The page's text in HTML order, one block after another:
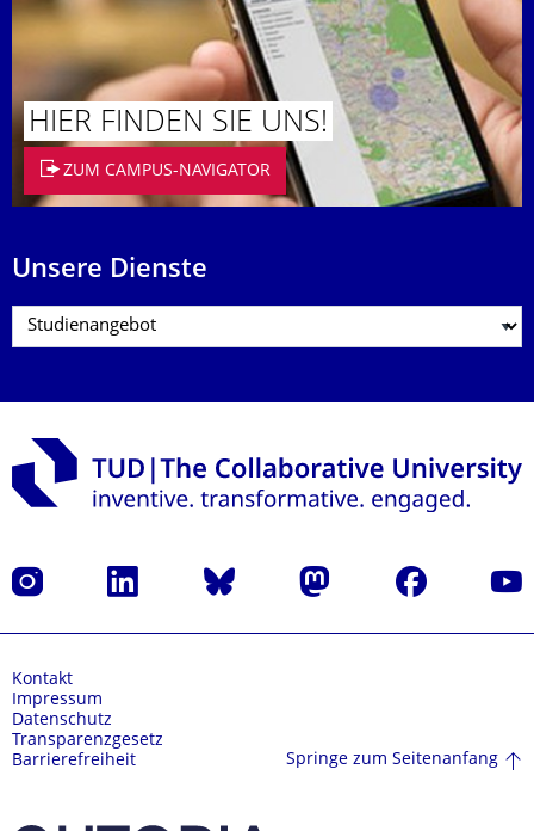
HIER FINDEN SIE UNS!
ZUM CAMPUS-NAVIGATOR
Unsere Dienste
Instagram LinkedIn Bluesky Mastodon Facebook
Kontakt
Impressum
Datenschutz
Transparenzgesetz
Barrierefreiheit
Springe zum Seitenanfang